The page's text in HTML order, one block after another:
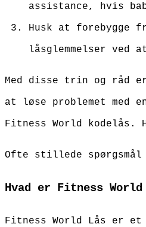
assistance, hvis
Husk at forebygge
låsglemmelser ved
Med disse trin og råd
at løse problemet med
Fitness World kodelås.
Ofte stillede spørgsmål
Hvad er Fitness World
Fitness World Lås er et